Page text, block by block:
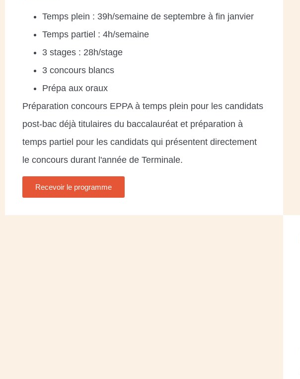
Temps plein : 39h/semaine de septembre à fin janvier
Temps partiel : 4h/semaine
3 stages : 28h/stage
3 concours blancs
Prépa aux oraux
Préparation concours EPPA à temps plein pour les candidats
post-bac déjà titulaires du baccalauréat et préparation à
temps partiel pour les candidats qui présentent directement
le concours durant l'année de Terminale.
Recevoir le programme